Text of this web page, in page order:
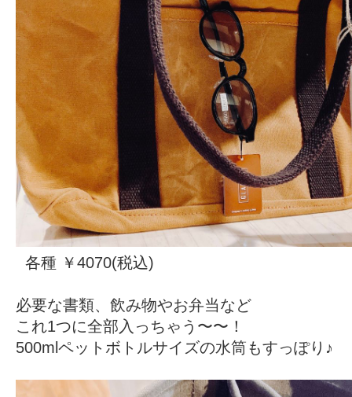
各種 ￥4070(税込)
必要な書類、飲み物やお弁当など
これ1つに全部入っちゃう〜〜！
500mlペットボトルサイズの水筒もすっぽり♪